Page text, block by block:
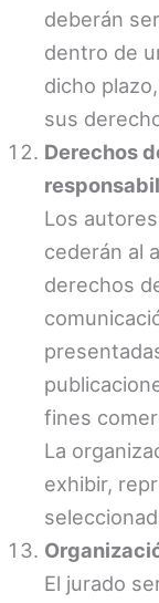
deberán
dentro de
dicho
sus
Derechos
Los
cederán al
derechos
fines
La
exhibir,
El jurado